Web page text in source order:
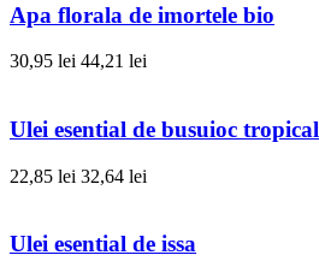
Apa florala de imortele bio
30,95 lei 44,21 lei
Ulei esential de busuioc tropical
22,85 lei 32,64 lei
Ulei esential de issa